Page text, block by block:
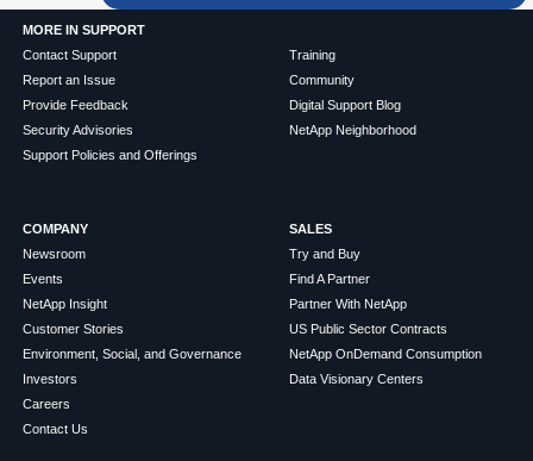
MORE IN SUPPORT
Contact Support
Report an Issue
Provide Feedback
Security Advisories
Support Policies and Offerings
Training
Community
Digital Support Blog
NetApp Neighborhood
COMPANY
Newsroom
Events
NetApp Insight
Customer Stories
Environment, Social, and Governance
Investors
Careers
Contact Us
SALES
Try and Buy
Find A Partner
Partner With NetApp
US Public Sector Contracts
NetApp OnDemand Consumption
Data Visionary Centers